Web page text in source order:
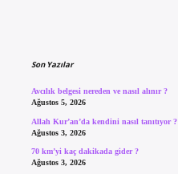
Son Yazılar
Avcılık belgesi nereden ve nasıl alınır ?
Ağustos 5, 2026
Allah Kur’an’da kendini nasıl tanıtıyor ?
Ağustos 3, 2026
70 km’yi kaç dakikada gider ?
Ağustos 3, 2026